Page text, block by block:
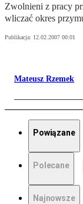
Zwolnieni z pracy
wliczać okres
Publikacja: 12.02.2007 00:01
Mateusz Rzemek
Powiązane
Polecane
Najnowsze